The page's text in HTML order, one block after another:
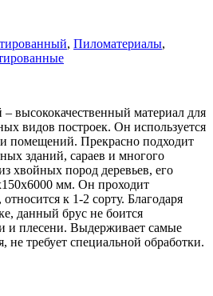
, Пиломатериалы,
высококачественный материал для
видов построек. Он используется
помещений. Прекрасно подходит
зданий, сараев и многого
хвойных пород деревьев, его
мм. Он проходит
к 1-2 сорту. Благодаря
данный брус не боится
и плесени. Выдерживает самые
не требует специальной обработки.